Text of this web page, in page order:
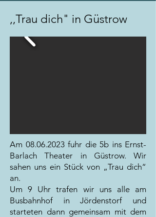
,,Trau dich" in Güstrow
Am 08.06.2023 fuhr die 5b ins Ernst-
Barlach Theater in Güstrow. Wir
sahen uns ein Stück von „Trau dich“
an.
Um 9 Uhr trafen wir uns alle am
Busbahnhof in Jördenstorf und
starteten dann gemeinsam mit dem